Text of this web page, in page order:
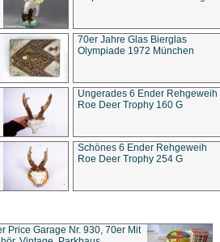
70er Jahre Glas Bierglas
Olympiade 1972 München
Ungerades 6 Ender Rehgeweih
Roe Deer Trophy 160 G
Schönes 6 Ender Rehgeweih
Roe Deer Trophy 254 G
Price Garage Nr. 930, 70er Mit